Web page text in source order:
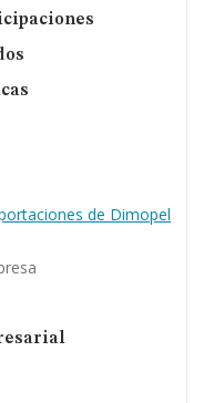
de Dimopel